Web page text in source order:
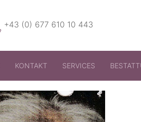
+43 (0) 677 610 10 443
KONTAKT SERVICES